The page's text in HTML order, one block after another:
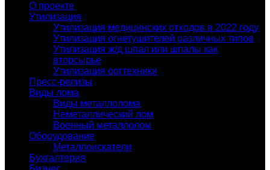
О проекте
Утилизация
Утилизация медицинских отходов в 2022 году
Утилизация огнетушителей различных типов
Утилизация ж/д шпал или шпалы как
вторсырье
Утилизация оргтехники
Пресс-релизы
Виды лома
Виды металлолома
Неметаллический лом
Военный металлолом
Оборудование
Металлоискатели
Бухгалтерия